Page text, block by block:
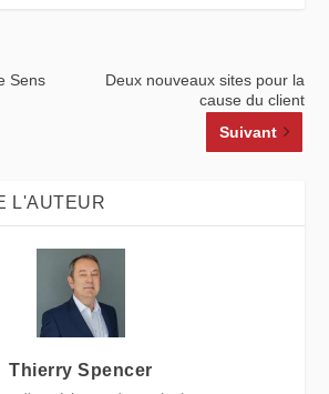
Sens
Deux nouveaux sites pour la
cause du client
Suivant
L'AUTEUR
Thierry Spencer